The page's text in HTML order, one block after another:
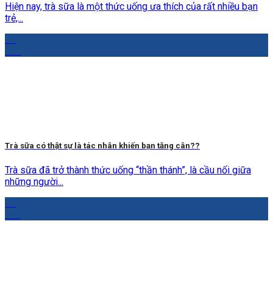
Hiện nay, trà sữa là một thức uống ưa thích của rất nhiều bạn
trẻ,...
Trà sữa có thật sự là tác nhân khiến bạn tăng cân??
Trà sữa đã trở thành thức uống “thần thánh”, là cầu nối giữa
những người...